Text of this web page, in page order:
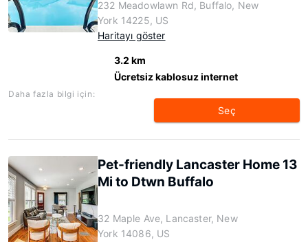
232 Meadowlawn Rd, Buffalo, New
York 14225, US
Haritayı göster
3.2 km
Ücretsiz kablosuz internet
Daha fazla bilgi için:
Seç
Pet-friendly Lancaster Home 13
Mi to Dtwn Buffalo
32 Maple Ave, Lancaster, New
York 14086, US